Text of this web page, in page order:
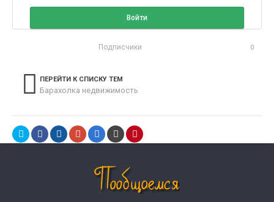
Войти
Подписчики 0
ПЕРЕЙТИ К СПИСКУ ТЕМ
Барахолка недвижимость